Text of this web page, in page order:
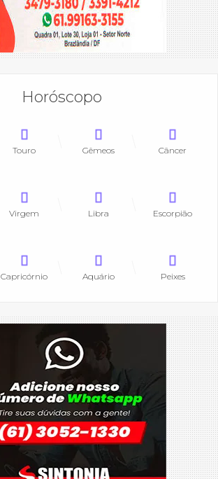
Horóscopo
Touro Gêmeos Câncer
Virgem Libra Escorpião
Capricórnio Aquário Peixes